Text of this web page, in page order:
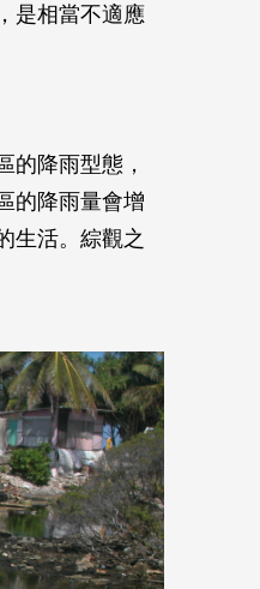
是相當不適應
的降雨型態，
的降雨量會增
生活。綜觀之